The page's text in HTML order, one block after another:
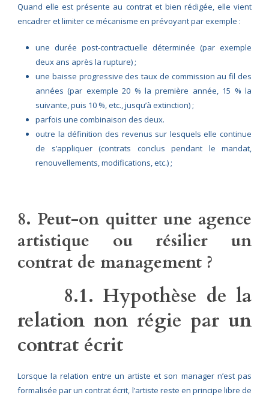
Quand elle est présente au contrat et bien rédigée, elle vient
encadrer et limiter ce mécanisme en prévoyant par exemple :
une durée post‑contractuelle déterminée (par exemple
deux ans après la rupture) ;
une baisse progressive des taux de commission au fil des
années (par exemple 20 % la première année, 15 % la
suivante, puis 10 %, etc., jusqu’à extinction) ;
parfois une combinaison des deux.
outre la définition des revenus sur lesquels elle continue
de s’appliquer (contrats conclus pendant le mandat,
renouvellements, modifications, etc.) ;
8. Peut-on quitter une agence
artistique ou résilier un
contrat de management ?
8.1. Hypothèse de la
relation non régie par un
contrat écrit
Lorsque la relation entre un artiste et son manager n’est pas
formalisée par un contrat écrit, l’artiste reste en principe libre de